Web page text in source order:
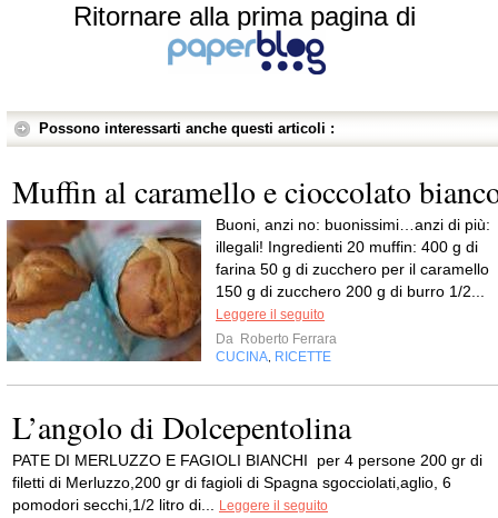
Ritornare alla prima pagina di
Possono interessarti anche questi articoli :
Muffin al caramello e cioccolato
Buoni, anzi no: buonissimi…anzi di più:
illegali! Ingredienti 20 muffin: 400 g di
farina 50 g di zucchero per il caramello
150 g di zucchero 200 g di burro 1/2...
Leggere il seguito
Da Roberto Ferrara
CUCINA RICETTE
L’angolo di Dolcepentolina
PATE DI MERLUZZO E FAGIOLI BIANCHI per 4 persone 200 gr di
filetti di Merluzzo,200 gr di fagioli di Spagna sgocciolati,aglio, 6
pomodori secchi,1/2 litro di...
Leggere il seguito